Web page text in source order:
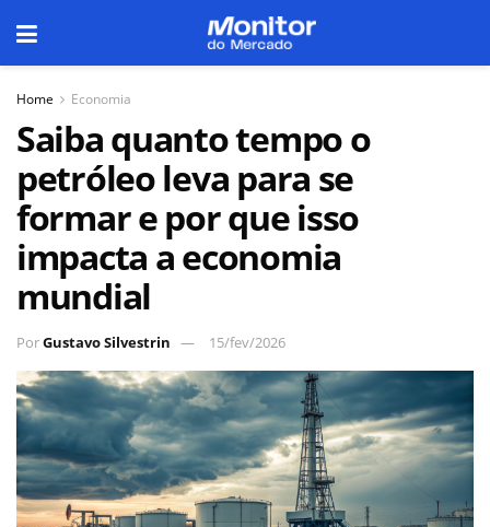
Home Economia
Saiba quanto tempo o
petróleo leva para se
formar e por que isso
impacta a economia
mundial
PorGustavo Silvestrin 15/fev/2026